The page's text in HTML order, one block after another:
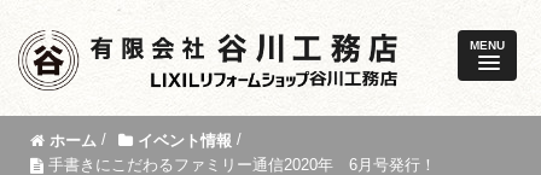
MENU
ホーム / イベント情報 /
手書きにこだわるファミリー通信2020年 6月号発行！